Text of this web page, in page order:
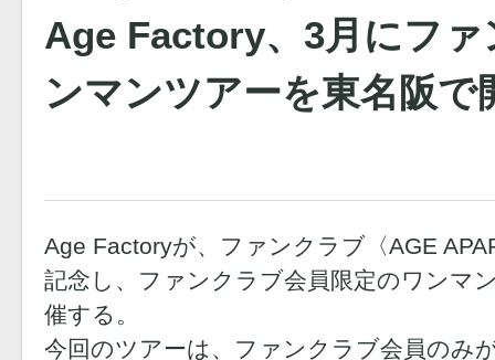
Age Factory、3月にフ
ンマンツアーを東名阪で
Age Factoryが、ファンクラブ〈AGE
記念し、ファンクラブ会員限定のワンマ
催する。
今回のツアーは、ファンクラブ会員のみ